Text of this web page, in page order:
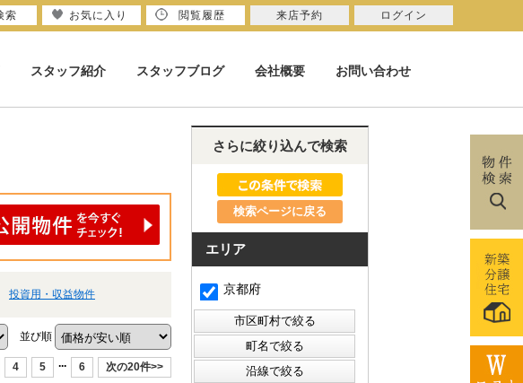
スタッフ紹介 スタッフブログ 会社概要 お問い合わせ
投資用・収益物件
並び順
4 5 ... 6 次の20件>>
さらに絞り込んで検索
検索ページに戻る
エリア
京都府
索 お気に入り 閲覧履歴 来店予約 ログイン